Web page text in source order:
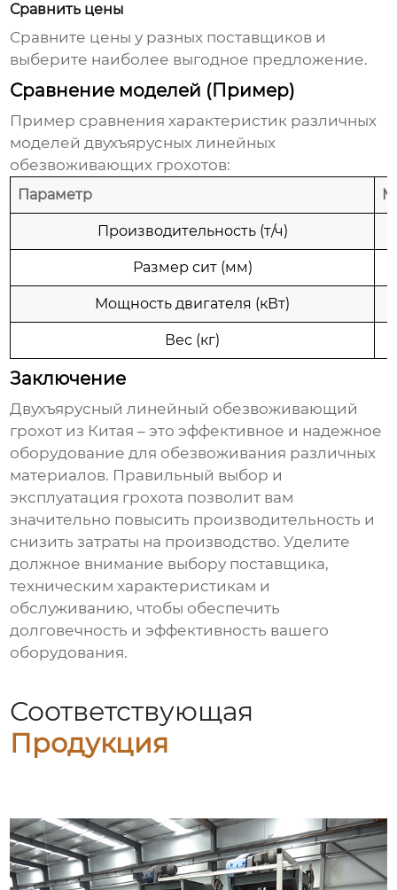
Сравнить цены
Сравните цены у разных поставщиков и
выберите наиболее выгодное предложение.
Сравнение моделей (Пример)
Пример сравнения характеристик различных
моделейдвухъярусных линейных
обезвоживающих грохотов:
Параметр
Производительность (т/ч)
Размер сит (мм)
Мощность двигателя (кВт)
Вес (кг)
Заключение
Двухъярусный линейный обезвоживающий
грохот из Китая – это эффективное и надежное
оборудование для обезвоживания различных
материалов. Правильный выбор и
эксплуатация грохота позволит вам
значительно повысить производительность и
снизить затраты на производство. Уделите
должное внимание выбору поставщика,
техническим характеристикам и
обслуживанию, чтобы обеспечить
долговечность и эффективность вашего
оборудования.
Соответствующая
Продукция